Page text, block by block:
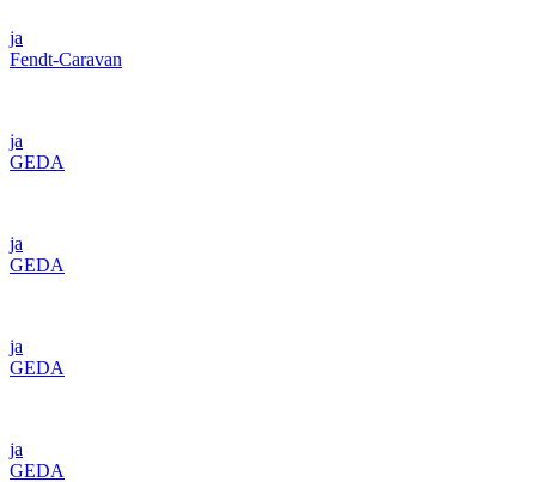
ja
Fendt-Caravan
ja
GEDA
ja
GEDA
ja
GEDA
ja
GEDA